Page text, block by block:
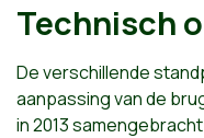
Technisch
De verschillende
aanpassing van de
in 2013